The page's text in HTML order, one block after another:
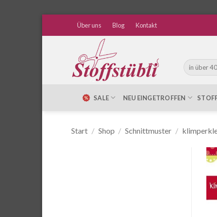
Über uns Blog Kontakt
Suche
nach:
SALE NEU EINGETROFFEN
Start / Shop / Schnittmuster /